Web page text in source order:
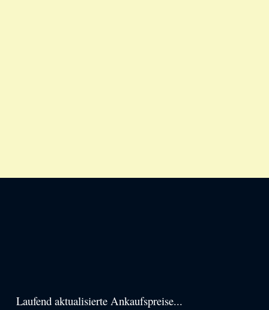
Haupt-
Laufend aktualisierte Ankaufspreise...